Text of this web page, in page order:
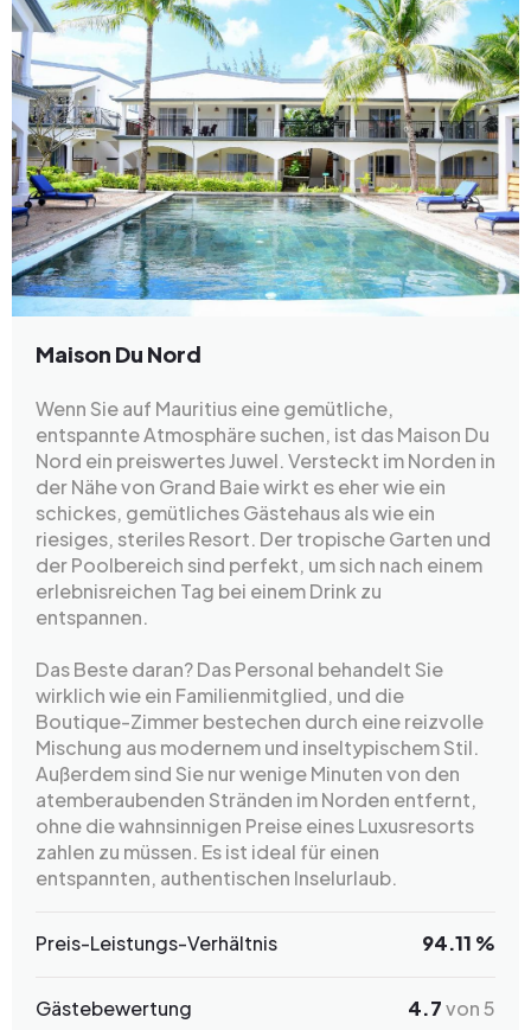
Maison Du Nord
Wenn Sie auf Mauritius eine gemütliche,
entspannte Atmosphäre suchen, ist das Maison Du
Nord ein preiswertes Juwel. Versteckt im Norden in
der Nähe von Grand Baie wirkt es eher wie ein
schickes, gemütliches Gästehaus als wie ein
riesiges, steriles Resort. Der tropische Garten und
der Poolbereich sind perfekt, um sich nach einem
erlebnisreichen Tag bei einem Drink zu
entspannen.
Das Beste daran? Das Personal behandelt Sie
wirklich wie ein Familienmitglied, und die
Boutique-Zimmer bestechen durch eine reizvolle
Mischung aus modernem und inseltypischem Stil.
Außerdem sind Sie nur wenige Minuten von den
atemberaubenden Stränden im Norden entfernt,
ohne die wahnsinnigen Preise eines Luxusresorts
zahlen zu müssen. Es ist ideal für einen
entspannten, authentischen Inselurlaub.
Preis-Leistungs-Verhältnis 94.11 %
Gästebewertung 4.7von 5